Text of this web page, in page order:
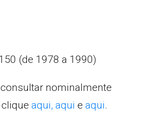
(de 1978 a 1990)
nominalmente
aqui, aqui e aqui.